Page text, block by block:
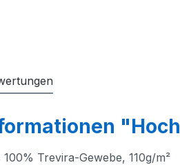
Trevira-Gewebe, 110g/m²